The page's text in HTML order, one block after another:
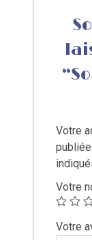
Votre
publiée.
Votre
Votre